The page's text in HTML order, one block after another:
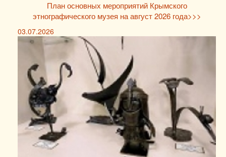
План основных мероприятий Крымского
этнографического музея на август 2026 года>>>
03.07.2026